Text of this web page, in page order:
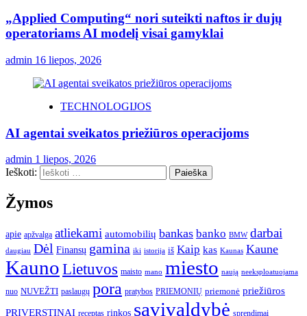
„Applied Computing“ nori suteikti naftos ir dujų
operatoriams AI modelį visai gamyklai
admin 16 liepos, 2026
TECHNOLOGIJOS
AI agentai sveikatos priežiūros operacijoms
admin 1 liepos, 2026
Ieškoti:
Žymos
apie apžvalga atliekami automobilių bankas banko BMW darbai
daugiau Dėl Finansų gamina iki istorija iš Kaip kas Kaunas Kaune
KaunoLietuvos maisto mano miesto naują neeksploatuojama
nuo NUVEŽTI paslaugų pora pratybos PRIEMONIŲ priemonė priežiūros
PRIVERSTINAI receptas rinkos savivaldybė sprendimai